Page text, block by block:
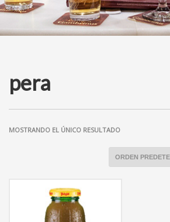
pera
MOSTRANDO EL ÚNICO RESULTADO